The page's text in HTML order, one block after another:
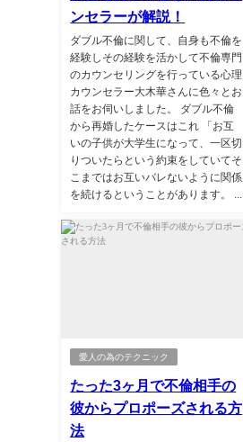
ンセラーが解説！
ダブル不倫に関して、自身も不倫を
経験しその経験を活かして不倫専門
のカウンセリングを行っている心理
カウンセラー大木華さんに色々とお
話をお伺いしました。 ダブル不倫
から再婚したケースはこれ 「お互
いの子供が大学生になって、一区切
りついたらという約束をしていてそ
こまではお互いバレないように関係
を続けるということがあります。 ...
愛人の為のテクニック
たった3ヶ月で不倫相手の
彼からプロポーズされる方
法